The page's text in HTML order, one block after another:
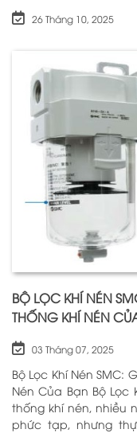
26 Tháng 10, 2025
BỘ LỌC KHÍ NÉN
THỐNG KHÍ NÉN
03 Tháng 07, 2025
Bộ Lọc Khí Nén SMC:
Nén Của Bạn Bộ Lọc Khí Nén SMC Là Gì? Khi nhắc đến hệ
thống khí nén, nhiều
phức tạp, nhưng